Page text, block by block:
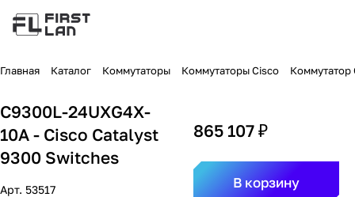
Главная Каталог Коммутаторы Коммутаторы Cisco Коммутатор
C9300L-24UXG4X-
10A - Cisco Catalyst
9300 Switches
Арт. 53517
865 107 ₽
В корзину